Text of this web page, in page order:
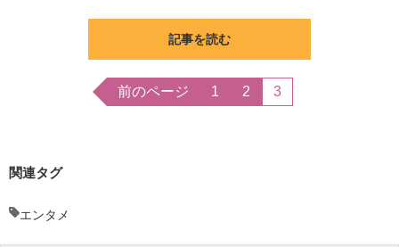
記事を読む
前のページ 1 2 3
関連タグ
エンタメ